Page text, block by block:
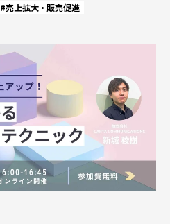
#売上拡大・販売促進